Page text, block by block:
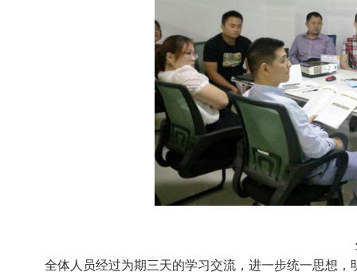
全体人员经过为期三天的学习交流，进一步统一思想，